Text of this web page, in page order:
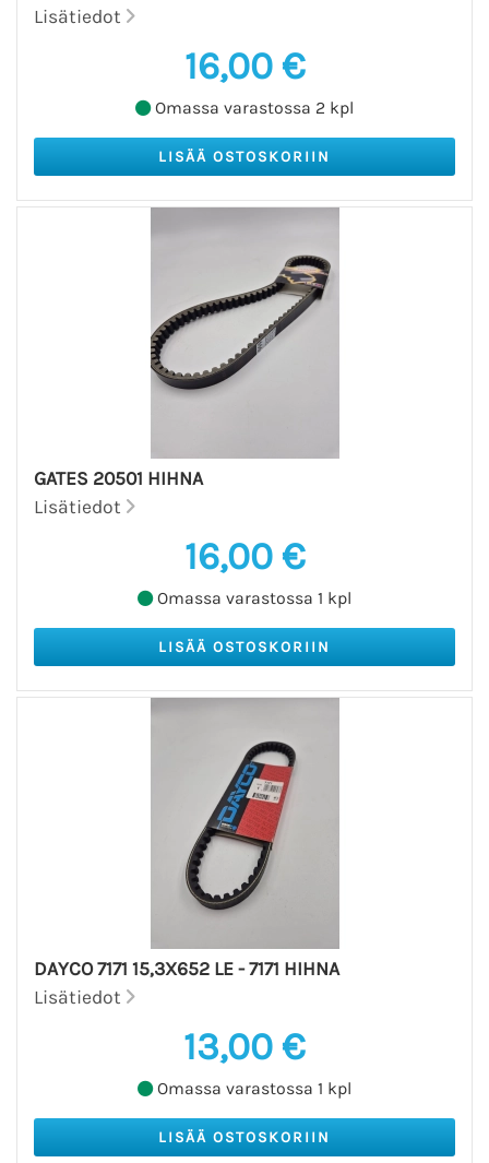
Lisätiedot
16,00 €
Omassa varastossa 2 kpl
GATES 20501 HIHNA
Lisätiedot
16,00 €
Omassa varastossa 1 kpl
DAYCO 7171 15,3X652 LE - 7171 HIHNA
Lisätiedot
13,00 €
Omassa varastossa 1 kpl